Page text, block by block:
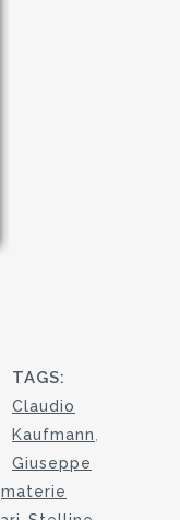
TAGS:
Claudio
Kaufmann
Giuseppe
materie